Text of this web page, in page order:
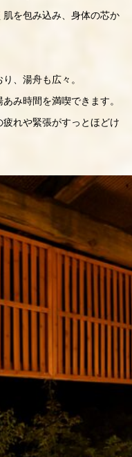
を包み込み、身体の芯か
、湯舟も広々。
み時間を満喫できます。
れや緊張がすっとほどけ